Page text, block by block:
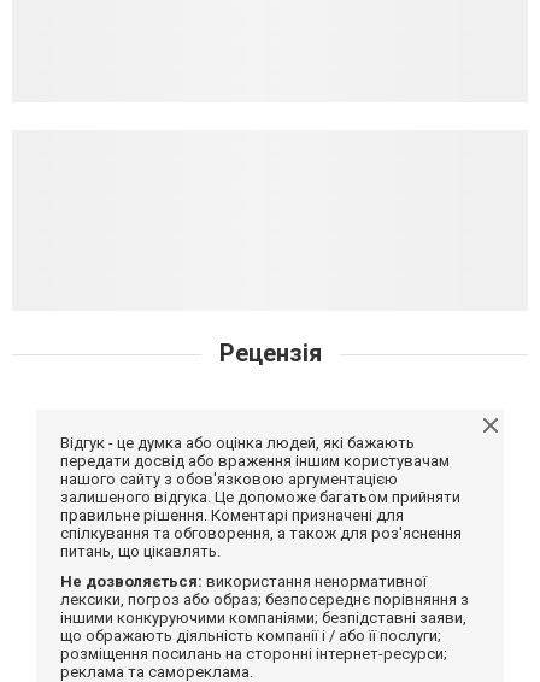
Рецензія
Відгук - це думка або оцінка людей, які бажають
передати досвід або враження іншим користувачам
нашого сайту з обов'язковою аргументацією
залишеного відгука. Це допоможе багатьом прийняти
правильне рішення. Коментарі призначені для
спілкування та обговорення, а також для роз'яснення
питань, що цікавлять.
Не дозволяється: використання ненормативної
лексики, погроз або образ; безпосереднє порівняння з
іншими конкуруючими компаніями; безпідставні заяви,
що ображають діяльність компанії і / або її послуги;
розміщення посилань на сторонні інтернет-ресурси;
реклама та самореклама.